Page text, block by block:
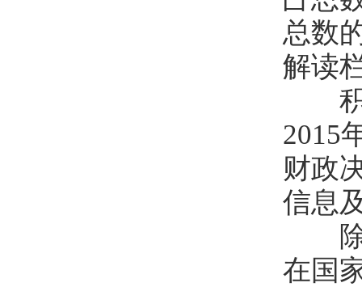
总数
解读
积
2015
财政
信息
除
在国